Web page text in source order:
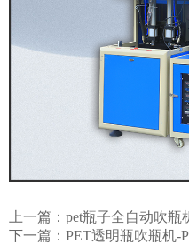
上一篇： pet瓶子全自动吹瓶
下一篇： PET透明瓶吹瓶机-